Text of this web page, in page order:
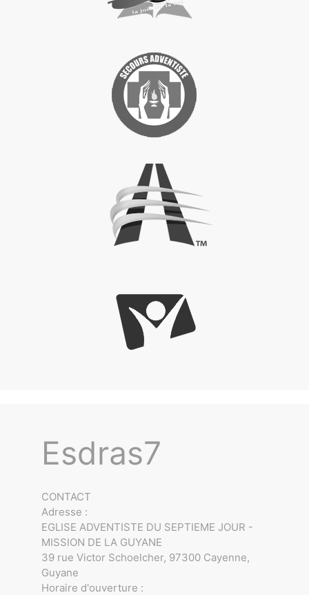
Esdras7
CONTACT
Adresse :
EGLISE ADVENTISTE DU SEPTIEME JOUR -
MISSION DE LA GUYANE
39 rue Victor Schoelcher, 97300 Cayenne,
Guyane
Horaire d'ouverture :